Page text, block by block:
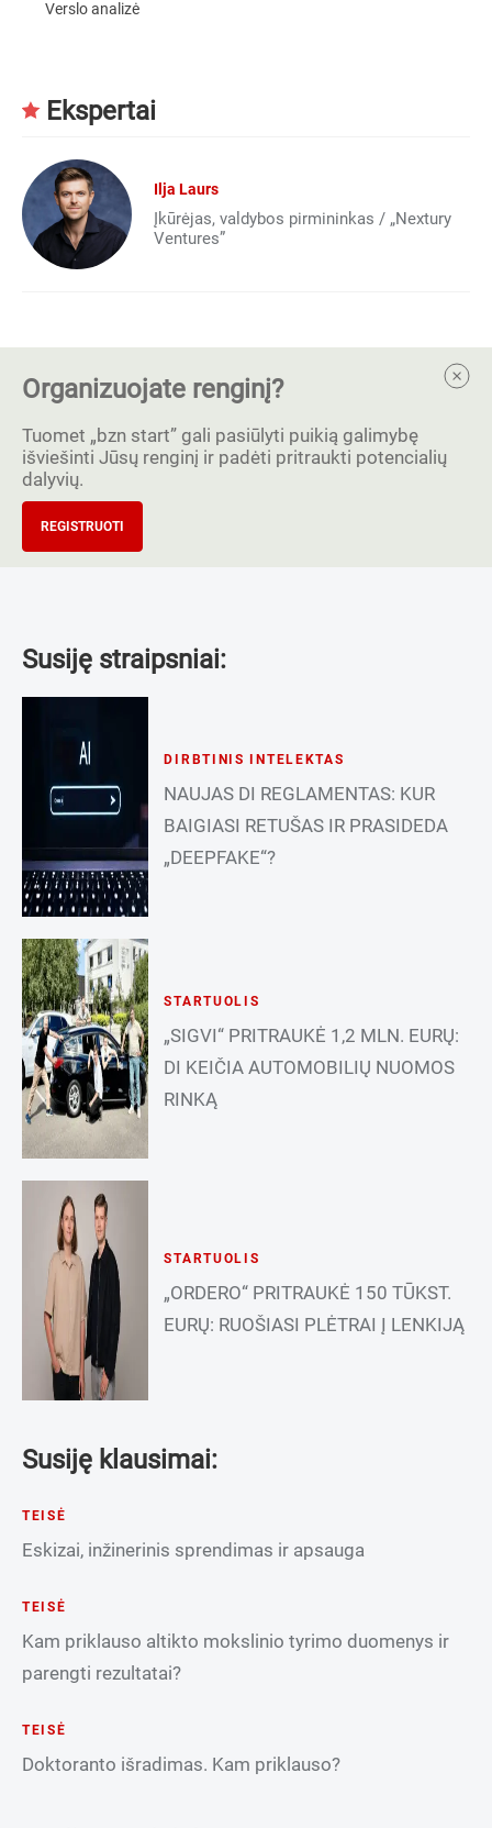
Verslo analizė
Ekspertai
Ilja Laurs
Įkūrėjas, valdybos pirmininkas / „Nextury
Ventures”
Organizuojate renginį?
Tuomet „bzn start” gali pasiūlyti puikią galimybę
išviešinti Jūsų renginį ir padėti pritraukti potencialių
dalyvių.
REGISTRUOTI
Susiję straipsniai:
DIRBTINIS INTELEKTAS
NAUJAS DI REGLAMENTAS: KUR
BAIGIASI RETUŠAS IR PRASIDEDA
„DEEPFAKE“?
STARTUOLIS
„SIGVI“ PRITRAUKĖ 1,2 MLN. EURŲ:
DI KEIČIA AUTOMOBILIŲ NUOMOS
RINKĄ
STARTUOLIS
„ORDERO“ PRITRAUKĖ 150 TŪKST.
EURŲ: RUOŠIASI PLĖTRAI Į LENKIJĄ
Susiję klausimai:
TEISĖ
Eskizai, inžinerinis sprendimas ir apsauga
TEISĖ
Kam priklauso altikto mokslinio tyrimo duomenys ir
parengti rezultatai?
TEISĖ
Doktoranto išradimas. Kam priklauso?